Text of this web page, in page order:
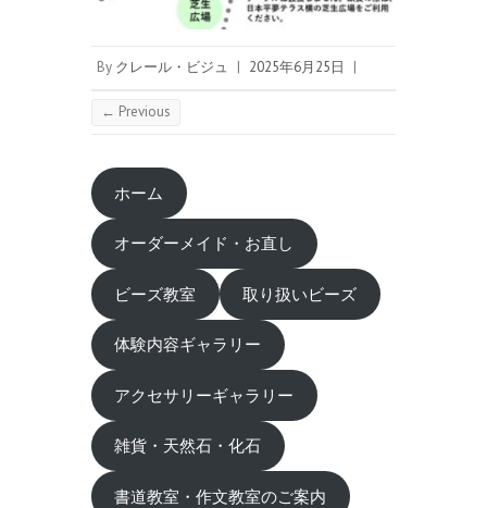
By クレール・ビジュ | 2025年6月25日 |
← Previous
ホーム
オーダーメイド・お直し
ビーズ教室 取り扱いビーズ
体験内容ギャラリー
アクセサリーギャラリー
雑貨・天然石・化石
書道教室・作文教室のご案内